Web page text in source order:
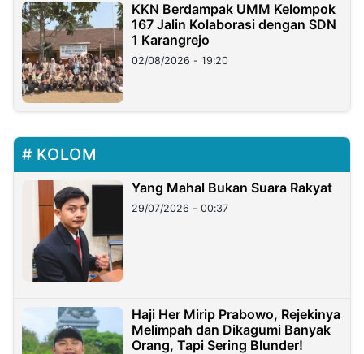
KKN Berdampak UMM Kelompok
167 Jalin Kolaborasi dengan SDN
1 Karangrejo
02/08/2026 - 19:20
KOLOM
Yang Mahal Bukan Suara Rakyat
29/07/2026 - 00:37
Haji Her Mirip Prabowo, Rejekinya
Melimpah dan Dikagumi Banyak
Orang, Tapi Sering Blunder!